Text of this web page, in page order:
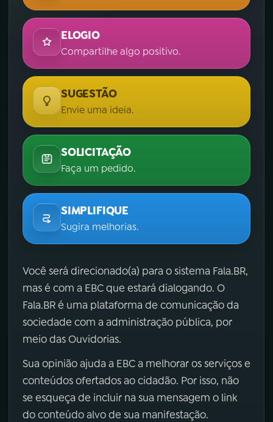
ELOGIO
Compartilhe algo positivo.
SUGESTÃO
Envie uma ideia.
SOLICITAÇÃO
Faça um pedido.
SIMPLIFIQUE
Sugira melhorias.
Você será direcionado(a) para o sistema Fala.BR,
mas é com a EBC que estará dialogando. O
Fala.BR é uma plataforma de comunicação da
sociedade com a administração pública, por
meio das Ouvidorias.
Sua opinião ajuda a EBC a melhorar os serviços e
conteúdos ofertados ao cidadão. Por isso, não
se esqueça de incluir na sua mensagem o link
do conteúdo alvo de sua manifestação.